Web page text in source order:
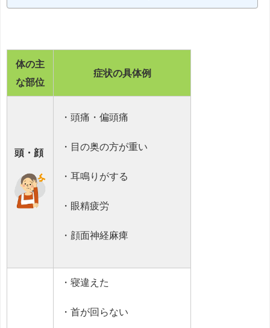
体の主
な部位
症状の具体例
頭・顔
・頭痛・偏頭痛
・目の奥の方が重い
・耳鳴りがする
・眼精疲労
・顔面神経麻痺
・寝違えた
・首が回らない